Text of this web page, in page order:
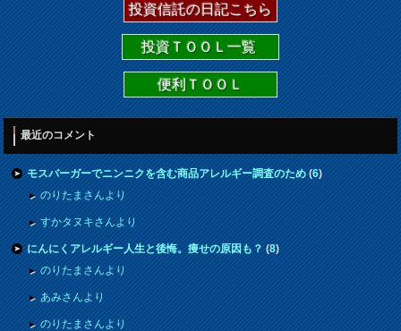
投資信託の日記こちら
投資ＴＯＯＬ一覧
便利ＴＯＯＬ
最近のコメント
モスバーガーでニンニクを含む商品アレルギー調査のため(6)
のりたまさんより
すかタヌキさんより
にんにくアレルギー人生と後悔。痩せの原因も？(8)
のりたまさんより
あみさんより
のりたまさんより